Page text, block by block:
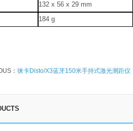
132 x 56 x 29 mm
184 g
： 徕卡Disto/X3蓝牙150米手持式激光测距仪